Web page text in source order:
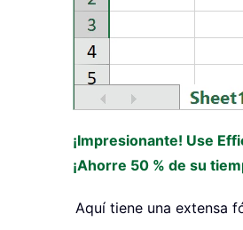
¡Impresionante! Use
¡Ahorre 50 % de su
Aquí tiene una extensa